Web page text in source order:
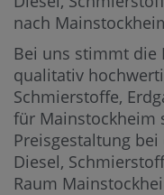
nach
Bei uns stimmt die
qualitativ
Schmierstoffe,
für Mainstockheim
Preisgestaltung
Diesel,
Raum